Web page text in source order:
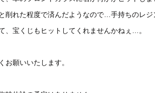
削れた程度で済んだようなので…手持ちのレ
、宝くじもヒットしてくれませんかねぇ…。
お願いいたします。